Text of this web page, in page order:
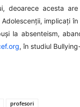
deoarece acesta
implicați
la absenteism,
, în studiul
profesori